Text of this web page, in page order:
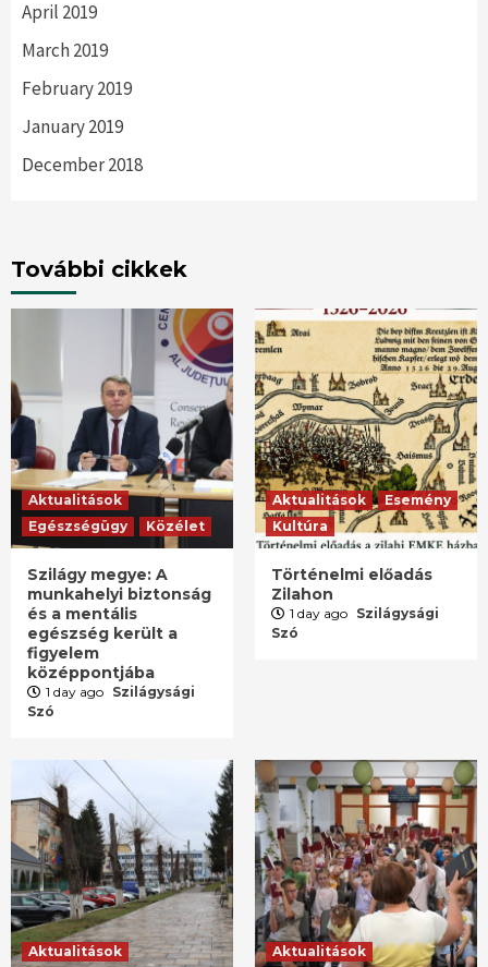
April 2019
March 2019
February 2019
January 2019
December 2018
További cikkek
Aktualitások
Egészségügy
Közélet
Szilágy megye: A
munkahelyi biztonság
és a mentális
egészség került a
figyelem
középpontjába
1 day ago Szilágysági
Szó
Aktualitások
Esemény
Kultúra
Történelmi előadás
Zilahon
1 day ago Szilágysági
Szó
Aktualitások
Aktualitások